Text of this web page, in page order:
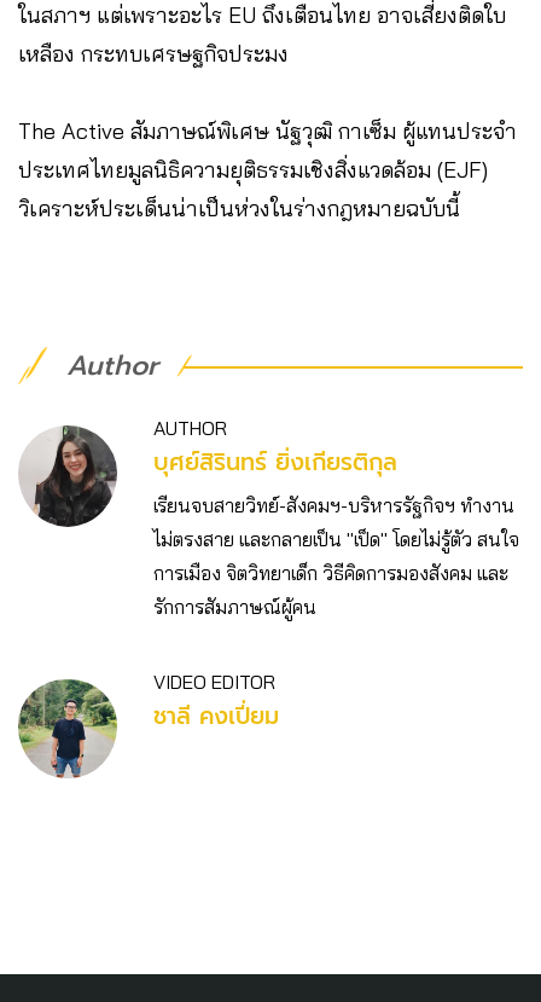
ในสภาฯ แต่เพราะอะไร EU ถึงเตือนไทย อาจเสี่ยงติดใบ
เหลือง กระทบเศรษฐกิจประมง
The Active สัมภาษณ์พิเศษ นัฐวุฒิ กาเซ็ม ผู้แทนประจำ
ประเทศไทยมูลนิธิความยุติธรรมเชิงสิ่งแวดล้อม (EJF)
วิเคราะห์ประเด็นน่าเป็นห่วงในร่างกฎหมายฉบับนี้
Author
AUTHOR
บุศย์สิรินทร์ ยิ่งเกียรติกุล
เรียนจบสายวิทย์-สังคมฯ-บริหารรัฐกิจฯ ทำงาน
ไม่ตรงสาย และกลายเป็น "เป็ด" โดยไม่รู้ตัว สนใจ
การเมือง จิตวิทยาเด็ก วิธีคิดการมองสังคม และ
รักการสัมภาษณ์ผู้คน
VIDEO EDITOR
ชาลี คงเปี่ยม